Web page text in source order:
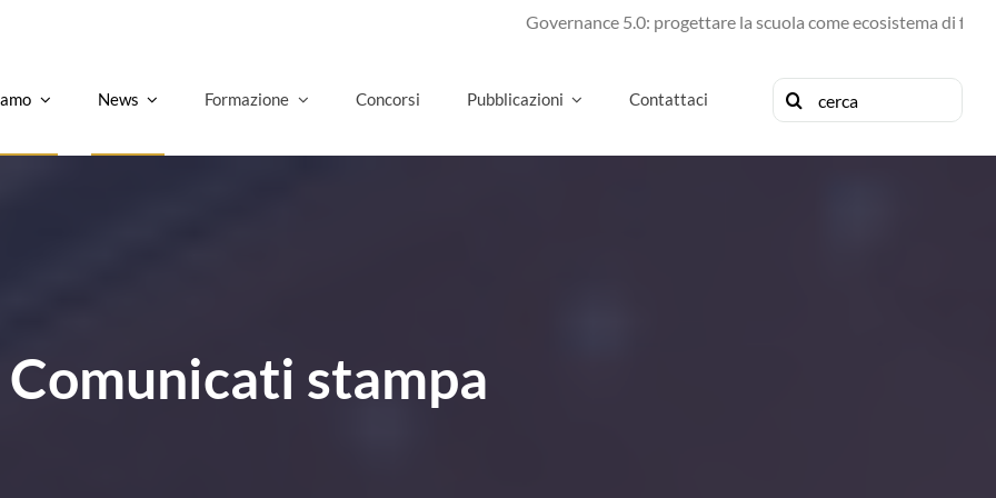
Governance 5.0: progettare la scuola come ecosistema di futuro
News Formazione Concorsi Pubblicazioni Contattaci
Cerca
per:
Comunicati stampa